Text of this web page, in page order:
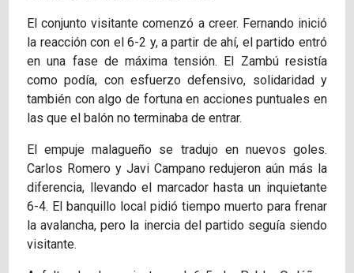
El conjunto visitante comenzó a creer. Fernando inició
la reacción con el 6-2 y, a partir de ahí, el partido entró
en una fase de máxima tensión. El Zambú resistía
como podía, con esfuerzo defensivo, solidaridad y
también con algo de fortuna en acciones puntuales en
las que el balón no terminaba de entrar.
El empuje malagueño se tradujo en nuevos goles.
Carlos Romero y Javi Campano redujeron aún más la
diferencia, llevando el marcador hasta un inquietante
6-4. El banquillo local pidió tiempo muerto para frenar
la avalancha, pero la inercia del partido seguía siendo
visitante.